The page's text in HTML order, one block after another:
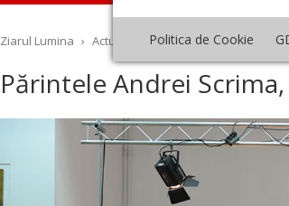
Politica de Cookie
Ziarul Lumina › Actualitate religioasă › Știri ›
Părintele Andrei
Noiembrie Decembrie Ianuarie